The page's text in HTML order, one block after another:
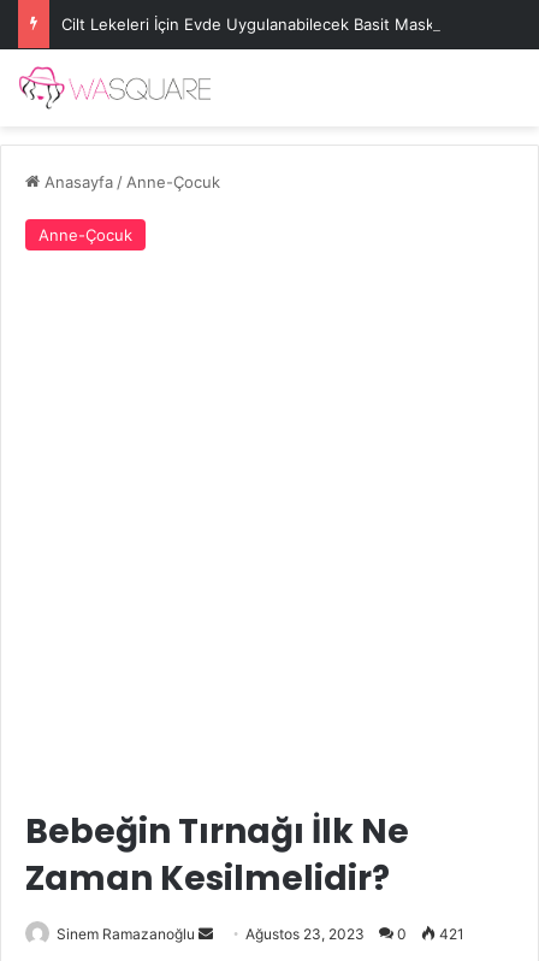
Cilt Lekeleri İçin Evde Uygulanabilecek Basit Maskeler
Anasayfa/Anne-Çocuk
Anne-Çocuk
Bebeğin Tırnağı İlk Ne
Zaman Kesilmelidir?
Sinem Ramazanoğlu
Bir
Ağustos 23, 2023 0 421